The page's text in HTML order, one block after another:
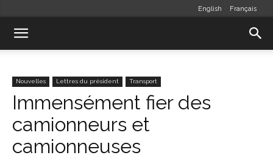
English Français
Nouvelles Lettres du président Transport
Immensément fier des
camionneurs et
camionneuses